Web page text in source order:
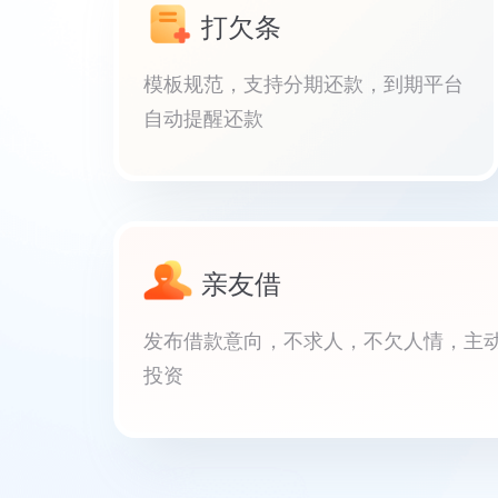
打欠条
模板规范，支持分期还款，到期平台
自动提醒还款
亲友借
发布借款意向，不求人，不欠人情，主
投资